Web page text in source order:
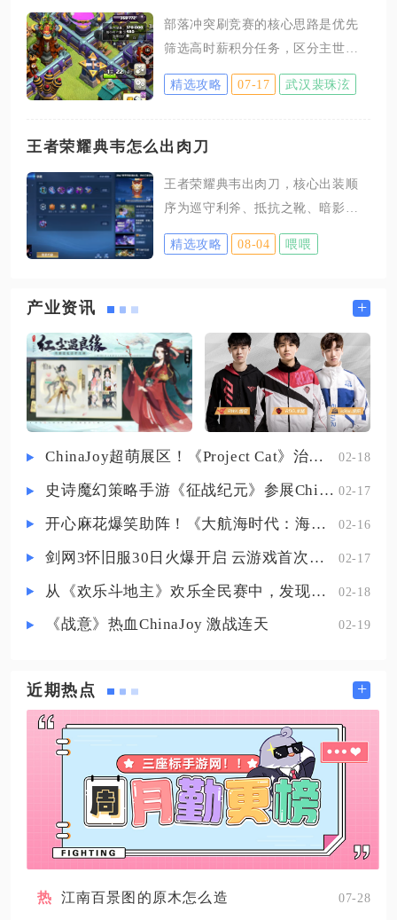
宗师之力、破军、名刀司命，这套
搭配把物理穿透与暴击增益拉满，
完美契合铠单体目标增伤的被动特
战斧是整套出装不可替换的核心部
件，平滑的合成路径能保障前中期
对线压制力，冷却缩减与残废减速
部落冲突刷竞赛的核心思路是优先
筛选高时薪积分任务，区分主世界
与夜世界分工完成，搭配低成本速
攻流派，合理利用部落支援与任务
人积分，同时配合部落成员分工快
长时间囤兵与多轮复杂进攻。任务
筛选是刷竞赛效率的核心标准，优
先锁定单次积分高、完成条件简单
限高，仅需向部落城堡申请对应超
级兵种，无需自身永久解锁，进攻
时挑选外置大本营的低杯阵型，完
成任务目标后直接撤退，无需追求
精选攻略 07-17 武汉裴珠泫
王者荣耀典韦怎么出肉刀
王者荣耀典韦出肉刀，核心出装顺
序为巡守利斧、抵抗之靴、暗影战
斧、巨人之握、反伤刺甲、血魔之
怒，这套出装依靠肉刀提供的生命
害，大幅提升团战容错，适合敌方
环境。肉刀典韦舍弃红刀带来的攻
击力加成，换取高额生命值，三级
肉刀巨人之握的灼烧伤害可以完整
触发典韦大招的真实伤害机制，不
需要强行堆砌输出装备，就能在团
出典韦进场容易被瞬间集火秒杀，
还没叠起被动就倒地的痛点。这套
精选攻略 08-04 喂喂
产业资讯 +
ChinaJoy超萌展区！《Project Cat》治愈猫咪吸引一众铲屎官 02-18
史诗魔幻策略手游《征战纪元》参展ChinaJoy，SLG与放置融合玩法来袭 02-17
开心麻花爆笑助阵！《大航海时代：海上霸主》亮相China Joy 02-16
剑网3怀旧服30日火爆开启 云游戏首次亮相CJ打造舒适畅玩体验 02-17
从《欢乐斗地主》欢乐全民赛中，发现拓盘全民电竞的新蓝海 02-18
《战意》热血ChinaJoy 激战连天 02-19
近期热点 +
江南百景图的原木怎么造 07-28